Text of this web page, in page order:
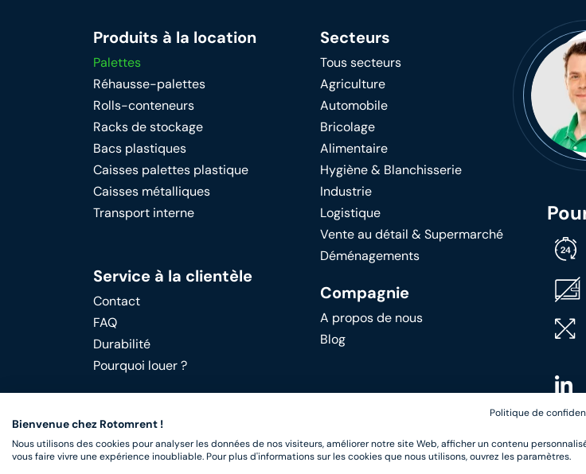
Produits à la location
Palettes
Réhausse-palettes
Rolls-conteneurs
Racks de stockage
Bacs plastiques
Caisses palettes plastique
Caisses métalliques
Transport interne
Service à la clientèle
Contact
FAQ
Durabilité
Pourquoi louer ?
Secteurs
Tous secteurs
Agriculture
Automobile
Bricolage
Alimentaire
Hygiène & Blanchisserie
Industrie
Logistique
Vente au détail & Supermarché
Déménagements
Compagnie
A propos de nous
Blog
RotomRent Copyright 2022. Politique de Confidentialité Conditions de
Politique de
Bienvenue chez Rotomrent !
Nous utilisons des cookies pour analyser les données de nos visiteurs, améliorer notre site Web, afficher un contenu
vous faire vivre une expérience inoubliable. Pour plus d'informations sur les cookies que nous utilisons, ouvrez les paramètres.